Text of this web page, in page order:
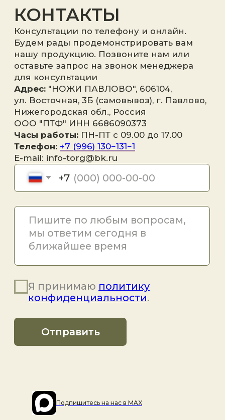
Подпишитесь на наc в MAX